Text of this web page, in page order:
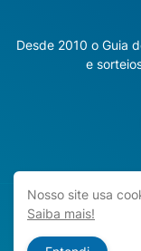
Desde 2010 o Guia
e
Copyright ©
Nosso site usa
Saiba mais!